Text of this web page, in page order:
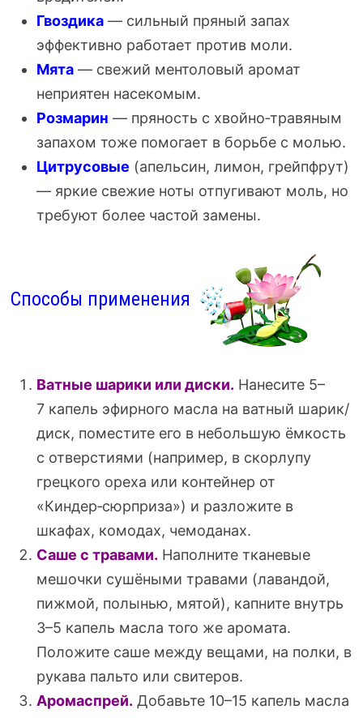
Гвоздика— сильный пряный запах
эффективно работает против моли.
Мята — свежий ментоловый аромат
неприятен насекомым.
Розмарин — пряность с хвойно‑травяным
запахом тоже помогает в борьбе с молью.
Цитрусовые (апельсин, лимон, грейпфрут)
— яркие свежие ноты отпугивают моль, но
требуют более частой замены.
Способы применения
Ватные шарики или диски. Нанесите 5–
7 капель эфирного масла на ватный шарик/
диск, поместите его в небольшую ёмкость
с отверстиями (например, в скорлупу
грецкого ореха или контейнер от
«Киндер‑сюрприза») и разложите в
шкафах, комодах, чемоданах.
Саше с травами. Наполните тканевые
мешочки сушёными травами (лавандой,
пижмой, полынью, мятой), капните внутрь
3–5 капель масла того же аромата.
Положите саше между вещами, на полки, в
рукава пальто или свитеров.
Аромаспрей. Добавьте 10–15 капель масла